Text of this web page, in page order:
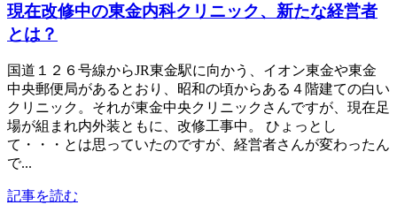
現在改修中の東金内科クリニック、新たな経営者
とは？
国道１２６号線からJR東金駅に向かう、イオン東金や東金
中央郵便局があるとおり、昭和の頃からある４階建ての白い
クリニック。それが東金中央クリニックさんですが、現在足
場が組まれ内外装ともに、改修工事中。 ひょっとし
て・・・とは思っていたのですが、経営者さんが変わったん
で...
記事を読む